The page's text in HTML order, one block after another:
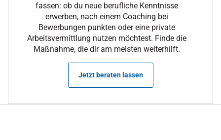
fassen: ob du neue berufliche Kenntnisse
erwerben, nach einem Coaching bei
Bewerbungen punkten oder eine private
Arbeitsvermittlung nutzen möchtest. Finde die
Maßnahme, die dir am meisten weiterhilft.
Jetzt beraten lassen